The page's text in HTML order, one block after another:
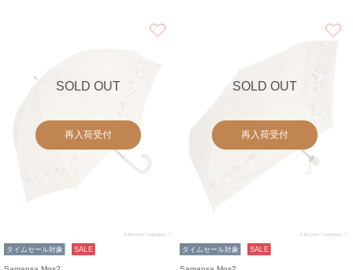
SOLD OUT
再入荷受付
タイムセール対象 SALE
SOLD OUT
再入荷受付
タイムセール対象 SALE